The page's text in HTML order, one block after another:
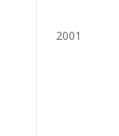
2001